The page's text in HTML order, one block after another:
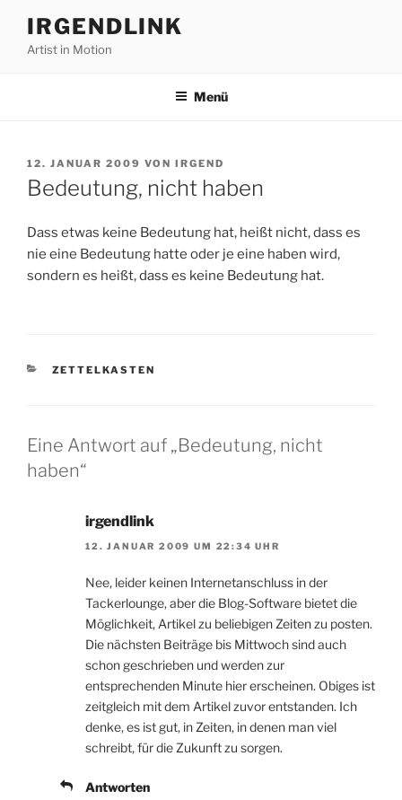
Inhalt
springen
IRGENDLINK
Artist in Motion
Menü
VERÖFFENTLICHT
AM
12. JANUAR 2009 VON IRGEND
Bedeutung, nicht haben
Dass etwas keine Bedeutung hat, heißt nicht, dass es
nie eine Bedeutung hatte oder je eine haben wird,
sondern es heißt, dass es keine Bedeutung hat.
KATEGORIEN
ZETTELKASTEN
Eine Antwort auf „Bedeutung, nicht
haben“
irgendlink
12. JANUAR 2009 UM 22:34 UHR
Nee, leider keinen Internetanschluss in der
Tackerlounge, aber die Blog-Software bietet die
Möglichkeit, Artikel zu beliebigen Zeiten zu posten.
Die nächsten Beiträge bis Mittwoch sind auch
schon geschrieben und werden zur
entsprechenden Minute hier erscheinen. Obiges ist
zeitgleich mit dem Artikel zuvor entstanden. Ich
denke, es ist gut, in Zeiten, in denen man viel
schreibt, für die Zukunft zu sorgen.
Antworten